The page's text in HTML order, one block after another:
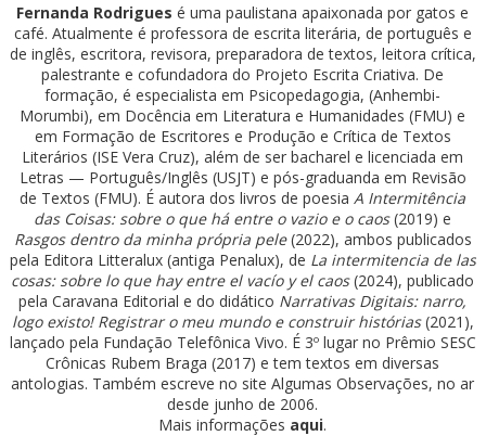
Fernanda Rodrigues é uma paulistana apaixonada por gatos e
café. Atualmente é professora de escrita literária, de português e
de inglês, escritora, revisora, preparadora de textos, leitora crítica,
palestrante e cofundadora do Projeto Escrita Criativa. De
formação, é especialista em Psicopedagogia, (Anhembi-
Morumbi), em Docência em Literatura e Humanidades (FMU) e
em Formação de Escritores e Produção e Crítica de Textos
Literários (ISE Vera Cruz), além de ser bacharel e licenciada em
Letras — Português/Inglês (USJT) e pós-graduanda em Revisão
de Textos (FMU). É autora dos livros de poesia A Intermitência
das Coisas: sobre o que há entre o vazio e o caos(2019) e
Rasgos dentro da minha própria pele(2022), ambos publicados
pela Editora Litteralux (antiga Penalux), de La intermitencia de las
cosas: sobre lo que hay entre el vacío y el caos(2024), publicado
pela Caravana Editorial e do didático Narrativas Digitais: narro,
logo existo! Registrar o meu mundo e construir histórias(2021),
lançado pela Fundação Telefônica Vivo. É 3º lugar no Prêmio SESC
Crônicas Rubem Braga (2017) e tem textos em diversas
antologias. Também escreve no site Algumas Observações, no ar
desde junho de 2006.
Mais informações aqui.